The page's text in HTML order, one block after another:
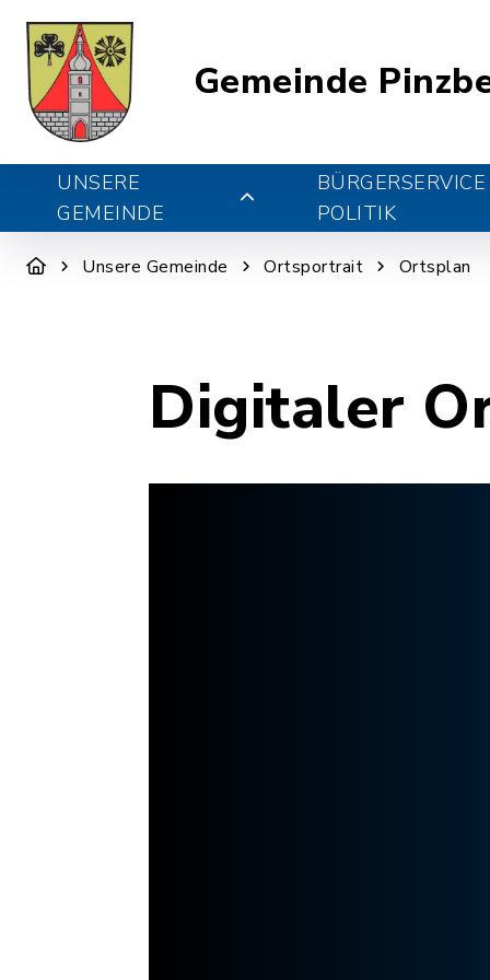
Gemeinde
UNSERE
GEMEINDE
POLITIK
Unsere Gemeinde Ortsportrait Ortsplan
Digitaler